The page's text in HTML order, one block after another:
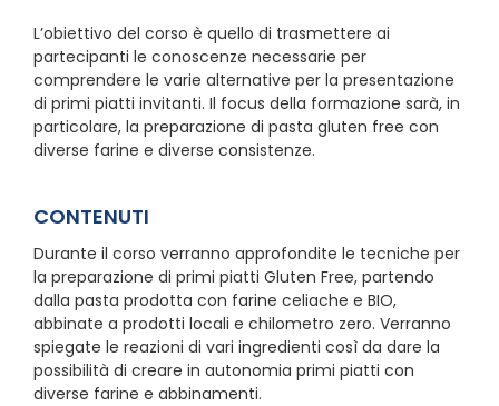
L’obiettivo del corso è quello di trasmettere ai
partecipanti le conoscenze necessarie per
comprendere le varie alternative per la presentazione
di primi piatti invitanti. Il focus della formazione sarà, in
particolare, la preparazione di pasta gluten free con
diverse farine e diverse consistenze.
CONTENUTI
Durante il corso verranno approfondite le tecniche per
la preparazione di primi piatti Gluten Free, partendo
dalla pasta prodotta con farine celiache e BIO,
abbinate a prodotti locali e chilometro zero. Verranno
spiegate le reazioni di vari ingredienti così da dare la
possibilità di creare in autonomia primi piatti con
diverse farine e abbinamenti.